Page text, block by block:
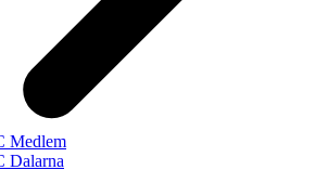
Medlem
Dalarna